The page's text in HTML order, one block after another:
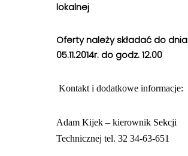
lokalnej
Oferty należy składać do dnia
05.11.2014r. do godz. 12.00
Kontakt i dodatkowe informacje:
Adam Kijek – kierownik Sekcji
Technicznej tel. 32 34-63-651